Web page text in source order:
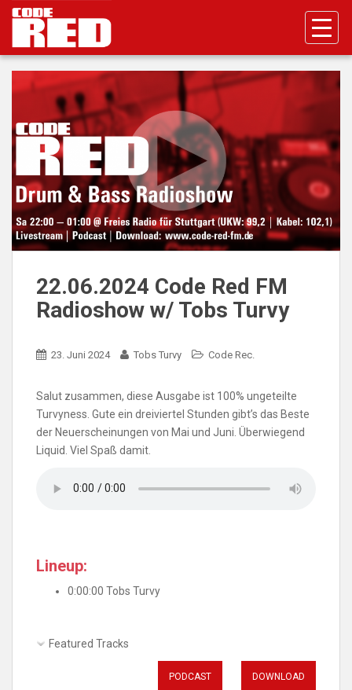
p
22.06.2024 Code Red FM
Radioshow w/ Tobs Turvy
23. Juni 2024 Tobs Turvy Code Rec.
Salut zusammen, diese Ausgabe ist 100% ungeteilte
Turvyness. Gute ein dreiviertel Stunden gibt’s das Beste
der Neuerscheinungen von Mai und Juni. Überwiegend
Liquid. Viel Spaß damit.
Lineup:
0:00:00 Tobs Turvy
Featured Tracks
DOWNLOAD
PODCAST